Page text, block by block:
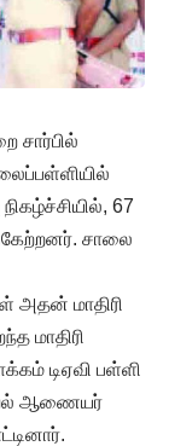
சார்பில்
67
சாலை
அதன் மாதிரி
மாதிரி
டிஏவி பள்ளி
ஆணையர்